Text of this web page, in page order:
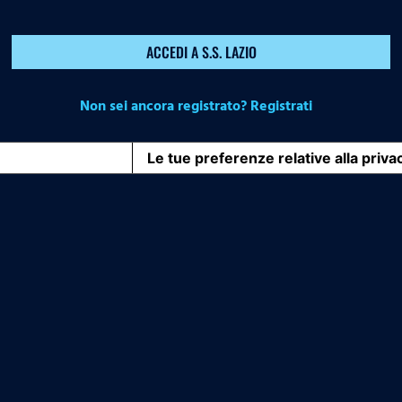
ACCEDI A S.S. LAZIO
Non sei ancora registrato? Registrati
Le tue preferenze relative alla